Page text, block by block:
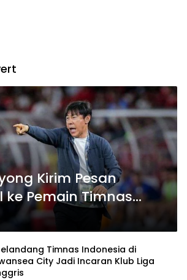
Kirim Pesan
ke Pemain Timnas
Duel Kontra
Timnas Indonesia di
City Jadi Incaran Klub Liga